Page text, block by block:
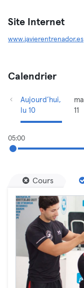
Site Internet
www.javierentrenador.es
Calendrier
Aujourd’hui,
lu 10
ma
11
05:00
Cours